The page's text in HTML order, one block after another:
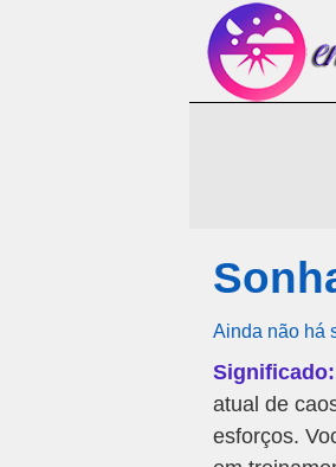
Ainda não há
Significado:
atual de
esforços.